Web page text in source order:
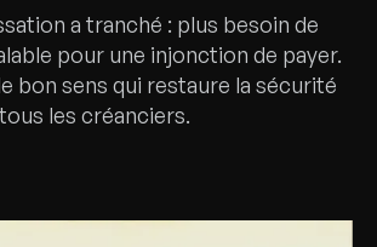
a tranché : plus besoin de
pour une injonction de payer.
bon sens qui restaure la sécurité
les créanciers.